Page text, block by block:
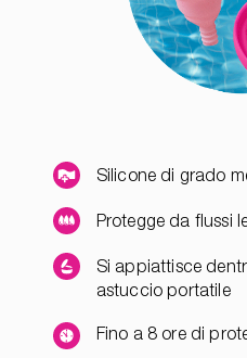
Silicone di grado
Protegge da flussi
Si appiattisce
astuccio portatile
Fino a 8 ore di